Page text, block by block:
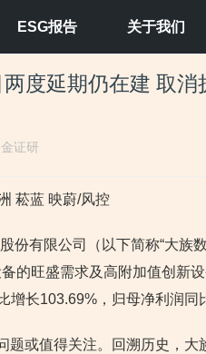
ESG报告 关于我们
度延期仍在建 取消
金证研
菘蓝 映蔚/风控
份有限公司（以下简称“大族
的旺盛需求及高附加值创新
长103.69%，归母净利润同
题或值得关注。回溯历史，